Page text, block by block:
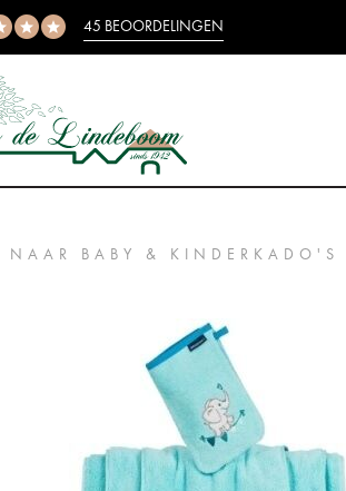
45 BEOORDELINGEN
NAAR BABY & KINDERKADO'S